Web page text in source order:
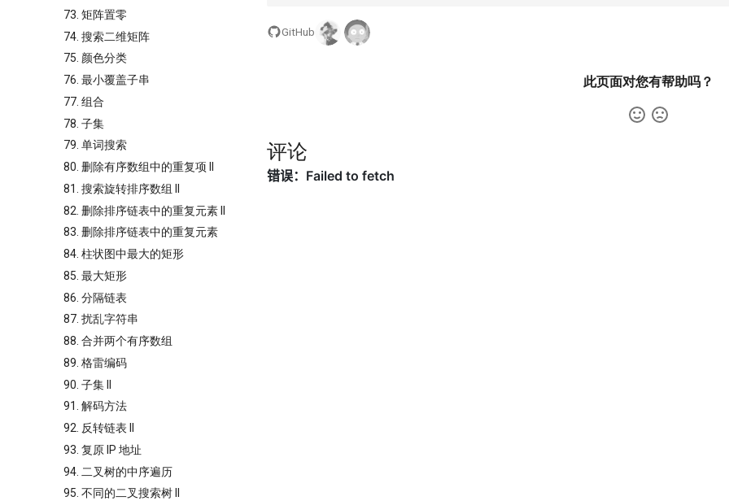
73. 矩阵置零
74. 搜索二维矩阵
75. 颜色分类
76. 最小覆盖子串
77. 组合
78. 子集
79. 单词搜索
80. 删除有序数组中的重复项 II
81. 搜索旋转排序数组 II
82. 删除排序链表中的重复元素 II
83. 删除排序链表中的重复元素
84. 柱状图中最大的矩形
85. 最大矩形
86. 分隔链表
87. 扰乱字符串
88. 合并两个有序数组
89. 格雷编码
90. 子集 II
91. 解码方法
92. 反转链表 II
93. 复原 IP 地址
94. 二叉树的中序遍历
95. 不同的二叉搜索树 II
GitHub
此页面对您有帮助吗？
评论